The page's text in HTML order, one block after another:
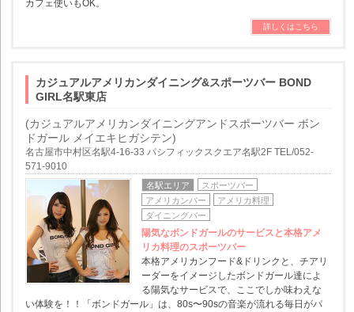
カフェ使いもOK。
詳しくはこちら
カジュアルアメリカンダイニング&スポーツバー BOND
GIRL名駅東店
(カジュアルアメリカンダイニングアンドスポーツバー ボン
ドガール メイエキヒガシテン)
名古屋市中村区名駅4-16-33 パシフィックスクエア名駅2F TEL/052-
571-9010
名駅エリア
スポーツバー
アメリカンバー
アメリカ料理
ダイニングバー
陽気なボンドガールのサービスと本格アメ
リカ料理のスポーツバー
本格アメリカンフード&ドリンクと、チアリ
ーダーをイメージしたボンドガール達によ
る陽気なサービスで、ここでしか味わえな
い体験を！！「ボンドガール」は、80s〜90sの音楽が流れる毎日がパ